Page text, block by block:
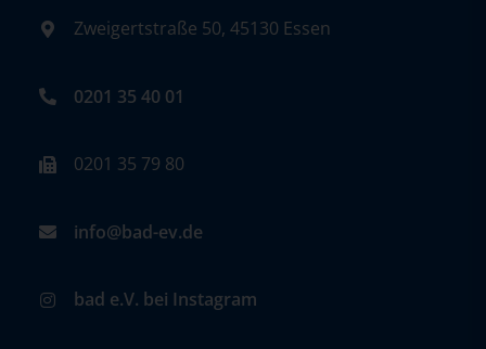
Zweigertstraße 50, 45130 Essen
0201 35 40 01
0201 35 79 80
info@bad-ev.de
bad e.V. bei Instagram